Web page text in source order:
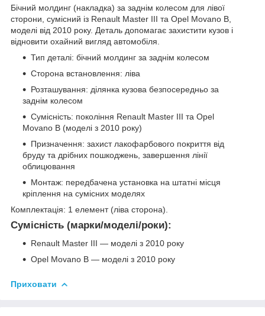
Бічний молдинг (накладка) за заднім колесом для лівої
сторони, сумісний із Renault Master III та Opel Movano B,
моделі від 2010 року. Деталь допомагає захистити кузов і
відновити охайний вигляд автомобіля.
Тип деталі: бічний молдинг за заднім колесом
Сторона встановлення: ліва
Розташування: ділянка кузова безпосередньо за
заднім колесом
Сумісність: покоління Renault Master III та Opel
Movano B (моделі з 2010 року)
Призначення: захист лакофарбового покриття від
бруду та дрібних пошкоджень, завершення лінії
облицювання
Монтаж: передбачена установка на штатні місця
кріплення на сумісних моделях
Комплектація: 1 елемент (ліва сторона).
Сумісність (марки/моделі/роки):
Renault Master III — моделі з 2010 року
Opel Movano B — моделі з 2010 року
Приховати